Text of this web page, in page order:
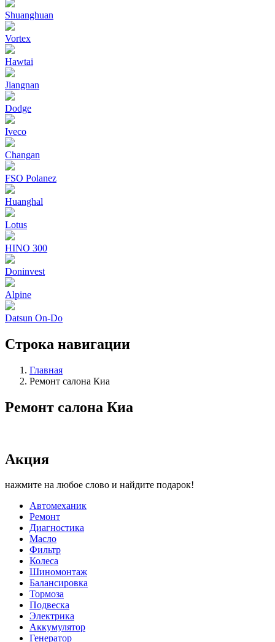
Shuanghuan
Vortex
Hawtai
Jiangnan
Dodge
Iveco
Changan
FSO Polanez
Huanghal
Lotus
HINO 300
Doninvest
Alpine
Datsun On-Do
Строка навигации
Главная
Ремонт салона Киа
Ремонт салона Киа
Акция
нажмите на любое слово и найдите подарок!
Автомеханик
Ремонт
Диагностика
Масло
Фильтр
Колеса
Шиномонтаж
Балансировка
Тормоза
Подвеска
Электрика
Аккумулятор
Генератор